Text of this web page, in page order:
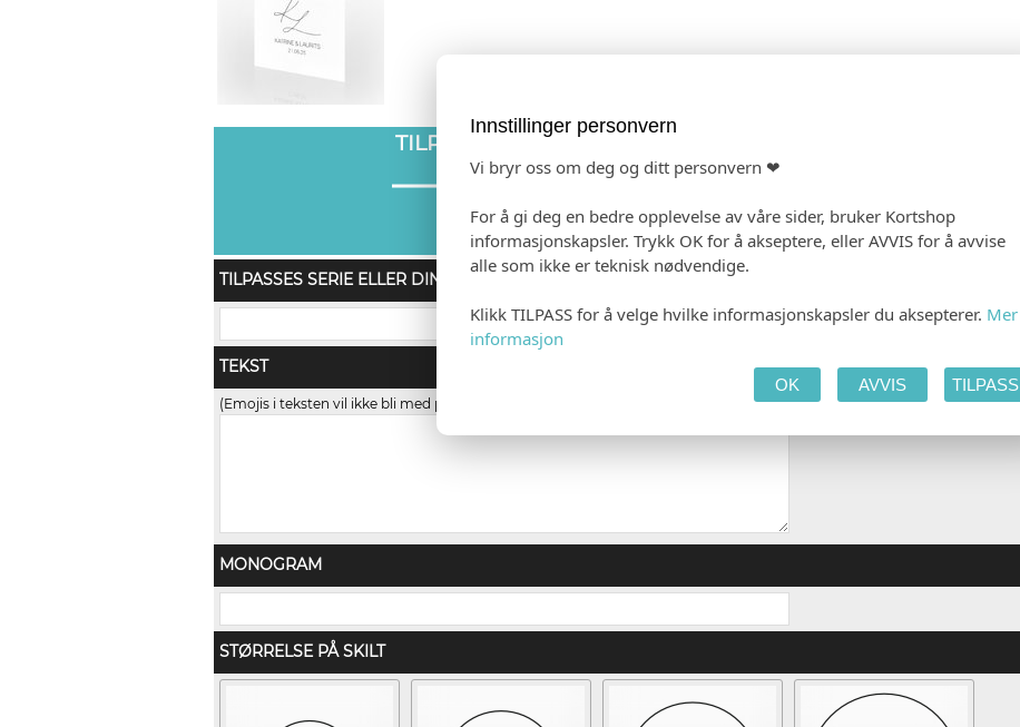
TILPASS PRODUKTET
TILPASSES SERIE ELLER DIN ORDRE
TEKST
(Emojis i teksten vil ikke bli med på trykk)
MONOGRAM
STØRRELSE PÅ SKILT
Innstillinger personvern
Vi bryr oss om deg og ditt personvern ❤
For å gi deg en bedre opplevelse av våre sider, bruker Kortshop
informasjonskapsler. Trykk OK for å akseptere, eller AVVIS for å avvise
alle som ikke er teknisk nødvendige.
Klikk TILPASS for å velge hvilke informasjonskapsler du aksepterer. Mer
informasjon
OK AVVIS TILPASS